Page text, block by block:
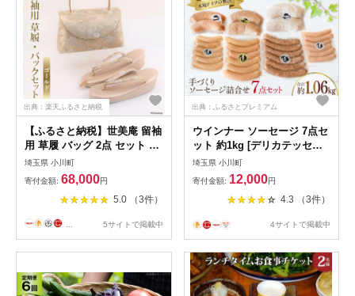
出典：楽天ふるさと納税
【ふるさと納税】世美庵 留袖
用 草履 バッグ 2点 セット ゴ
ールド バッグ1個 草履 1組
23.5cm～24.5cm [世美庵 埼
玉県 小川町 320] 礼装用 鞄
靴 和装 和服 草履 ぞうり 履
物 バック フォーマル 礼装 伝
統 技術 着物 ふるさと納税
埼玉県 小川町
寄付金額: 68,000円
5.0 （3件）
5サイトで掲載中
出典：ふるさとプレミアム
ウインナー ソーセージ 7点セ
ット 約1kg [デリカテッセン
アーチャン 埼玉県 小川町
198] 肉 豚 豚肉 加工肉 詰め
合わせ 詰合せ 食べ比べ 1キ
ロ ふるさと納税
埼玉県 小川町
寄付金額: 12,000円
4.3 （3件）
4サイトで掲載中